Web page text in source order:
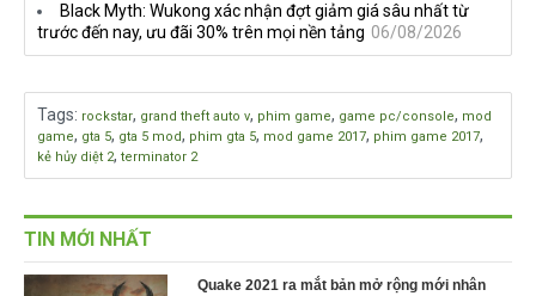
Black Myth: Wukong xác nhận đợt giảm giá sâu nhất từ
trước đến nay, ưu đãi 30% trên mọi nền tảng 06/08/2026
Tags: rockstar, grand theft auto v, phim game, game pc/console, mod
game, gta 5, gta 5 mod, phim gta 5, mod game 2017, phim game 2017,
kẻ hủy diệt 2, terminator 2
TIN MỚI NHẤT
Quake 2021 ra mắt bản mở rộng mới nhân